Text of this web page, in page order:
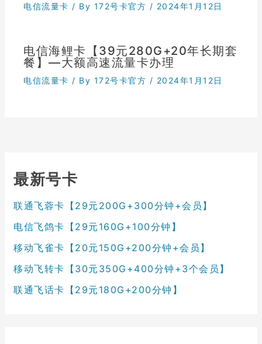
电信流量卡 / By 172号卡官方 / 2024年1月12日
电信海鲤卡【39元280G+20年长期套
餐】—大额高速流量卡办理
电信流量卡 / By 172号卡官方 / 2024年1月12日
最新号卡
联通飞蓉卡【29元200G+300分钟+会员】
电信飞鸽卡【29元160G+100分钟】
移动飞雀卡【20元150G+200分钟+会员】
移动飞转卡【30元350G+400分钟+3个会员】
联通飞话卡【29元180G+200分钟】